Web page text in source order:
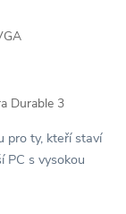
Durable 3
pro ty, kteří staví
PC s vysokou